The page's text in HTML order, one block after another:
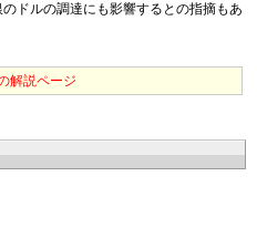
ドルの調達にも影響するとの指摘もあ
解説ページ